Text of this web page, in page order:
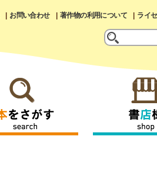
お問い合わせ 著作物の利用について ライ